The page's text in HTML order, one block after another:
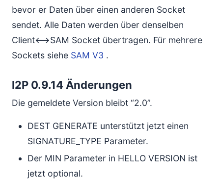
bevor er Daten über einen anderen Socket
sendet. Alle Daten werden über denselben
Client<–>SAM Socket übertragen. Für mehrere
Sockets siehe SAM V3 .
I2P 0.9.14 Änderungen
Die gemeldete Version bleibt “2.0”.
DEST GENERATE unterstützt jetzt einen
SIGNATURE_TYPE Parameter.
Der MIN Parameter in HELLO VERSION ist
jetzt optional.